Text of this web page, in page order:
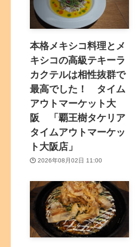
本格メキシコ料理とメ
キシコの高級テキーラ
カクテルは相性抜群で
最高でした！ タイム
アウトマーケット大
阪 「覇王樹タケリア
タイムアウトマーケッ
ト大阪店」
2026年08月02日 11:00